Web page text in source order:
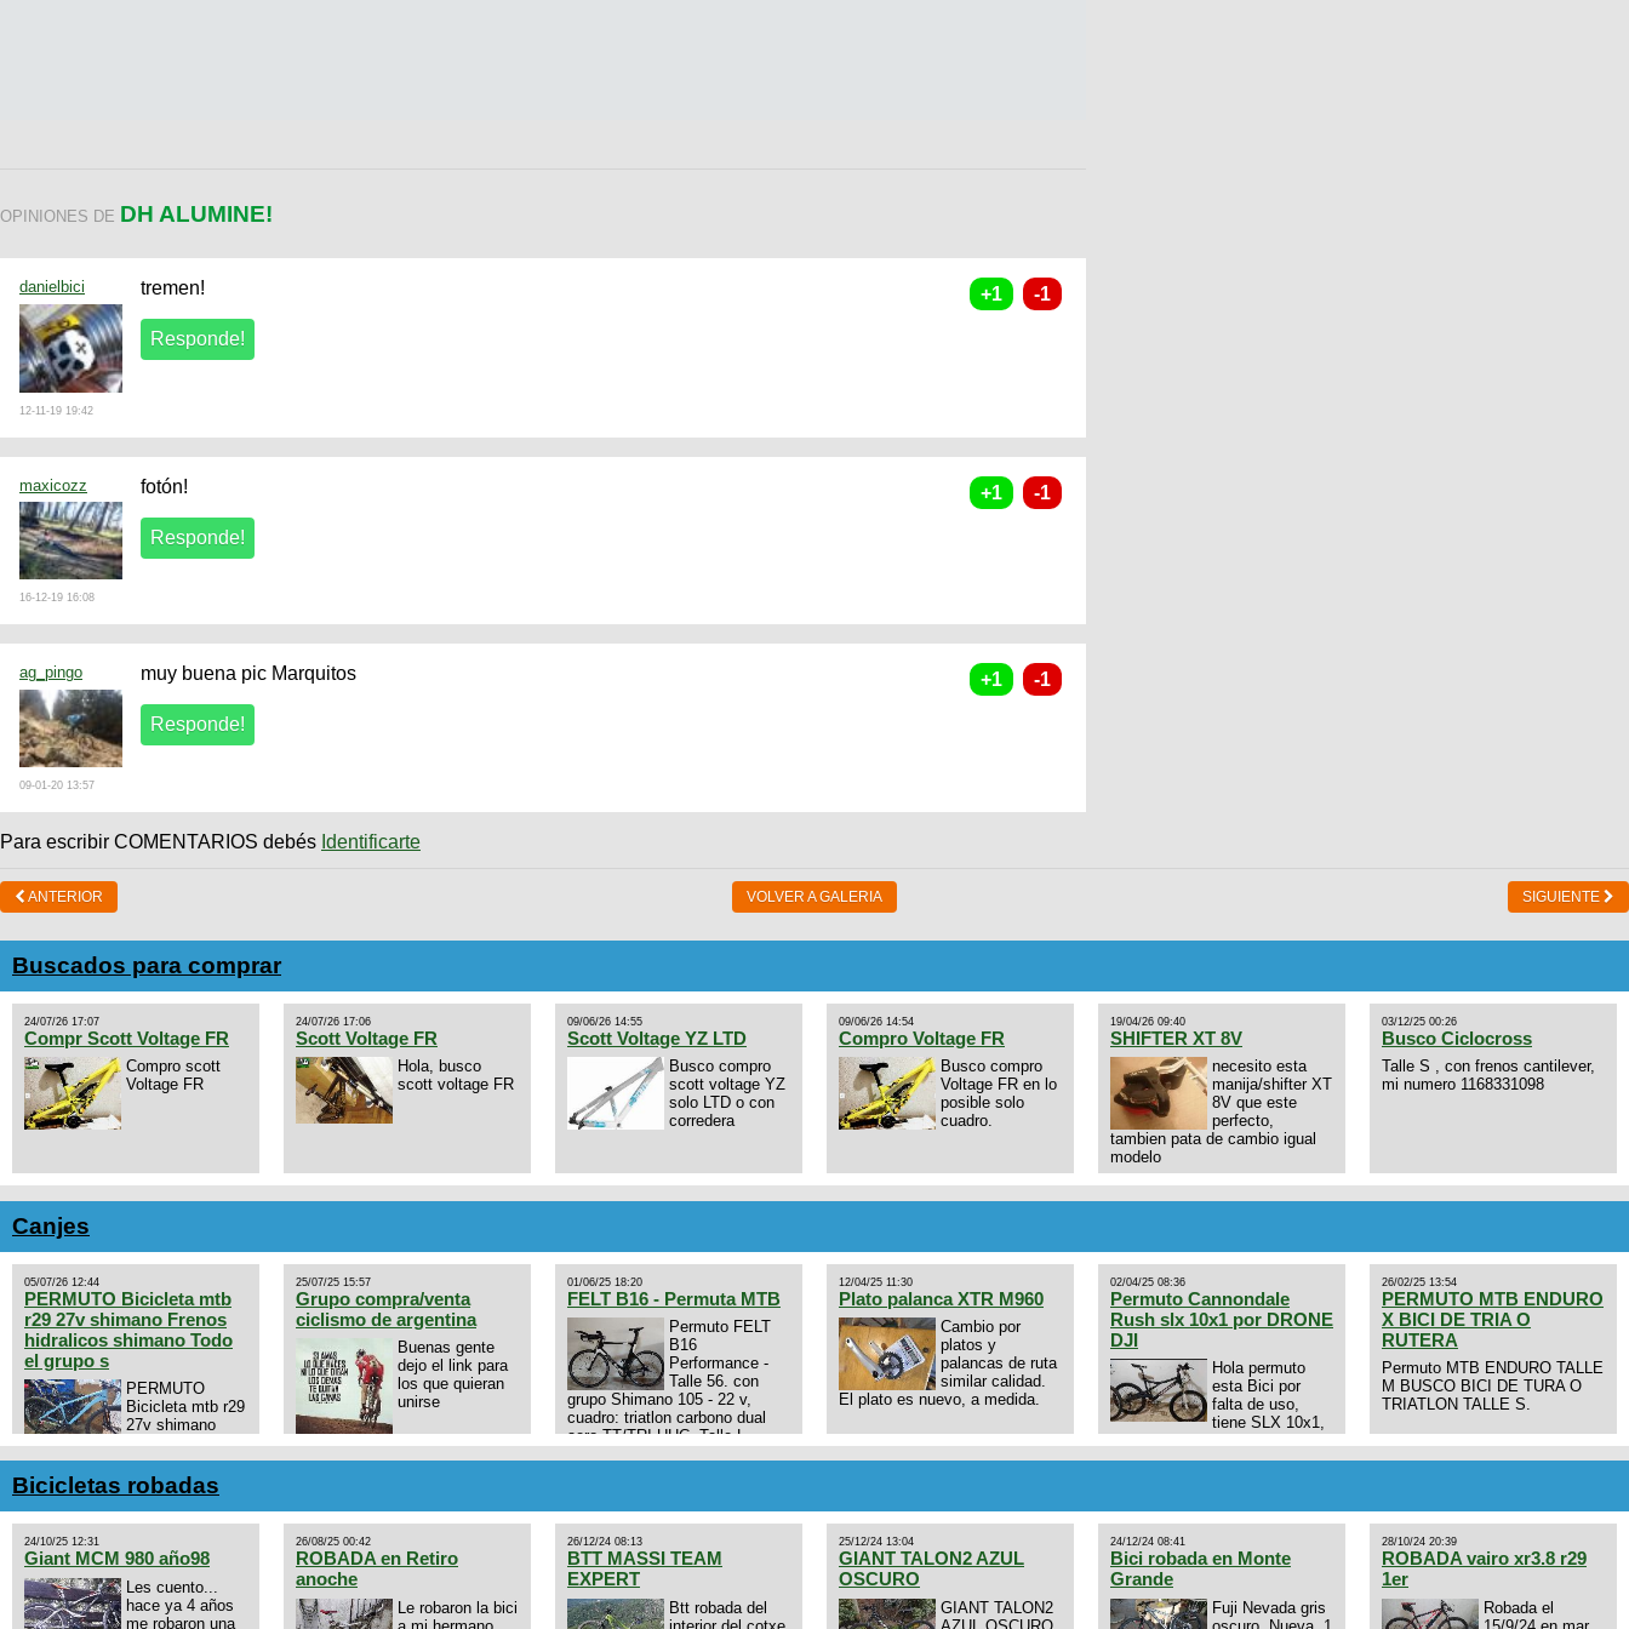
OPINIONES DE DH ALUMINE!
danielbici
12-11-19 19:42
tremen!
maxicozz
16-12-19 16:08
fotón!
ag_pingo
09-01-20 13:57
muy buena pic Marquitos
Para escribir COMENTARIOS debés Identificarte
ANTERIOR VOLVER A GALERIA SIGUIENTE
Buscados para comprar
24/07/26 17:07
Compr Scott Voltage FR
Compro scott
Voltage FR
24/07/26 17:06
Scott Voltage FR
Hola, busco
scott voltage FR
09/06/26 14:55
Scott Voltage YZ LTD
Busco compro
scott voltage YZ
solo LTD o con
corredera
09/06/26 14:54
Compro Voltage FR
Busco compro
Voltage FR en lo
posible solo
cuadro.
19/04/26 09:40
SHIFTER XT 8V
necesito esta
manija/shifter XT
8V que este
perfecto,
tambien pata de cambio igual
modelo
03/12/25 00:26
Busco Ciclocross
Talle S , con frenos cantilever,
mi numero 1168331098
Canjes
05/07/26 12:44
PERMUTO Bicicleta mtb
r29 27v shimano Frenos
hidralicos shimano Todo
el grupo s
PERMUTO
Bicicleta mtb r29
27v shimano
Frenos hidralicos
shimano Todo el grupo shimano
Talle s/m Permuto x pistera o
ruta talle s o m.
25/07/25 15:57
Grupo compra/venta
ciclismo de argentina
Buenas gente
dejo el link para
los que quieran
unirse
https://chat.whatsapp.com/E4N9zhVk9wHFFzK7T345Kn?
mode=ac_t
01/06/25 18:20
FELT B16 - Permuta MTB
Permuto FELT
B16
Performance -
Talle 56. con
grupo Shimano 105 - 22 v,
cuadro: triatlon carbono dual
aero TT/TRI UHC. Talle L.
12/04/25 11:30
Plato palanca XTR M960
Cambio por
platos y
palancas de ruta
similar calidad.
El plato es nuevo, a medida.
02/04/25 08:36
Permuto Cannondale
Rush slx 10x1 por DRONE
DJI
Hola permuto
esta Bici por
falta de uso,
tiene SLX 10x1,
Axon tope de gama con
drone de la marca Dji, les dejo
3434568861 saludos
26/02/25 13:54
PERMUTO MTB ENDURO
X BICI DE TRIA O
RUTERA
Permuto MTB ENDURO TALLE
M BUSCO BICI DE TURA O
TRIATLON TALLE S.
Bicicletas robadas
24/10/25 12:31
Giant MCM 980 año98
Les cuento...
hace ya 4 años
me robaron una
26/08/25 00:42
ROBADA en Retiro
anoche
Le robaron la bici
26/12/24 08:13
BTT MASSI TEAM
EXPERT
Btt robada del
25/12/24 13:04
GIANT TALON2 AZUL
OSCURO
GIANT TALON2
24/12/24 08:41
Bici robada en Monte
Grande
Fuji Nevada gris
28/10/24 20:39
ROBADA vairo xr3.8 r29
1er
Robada el